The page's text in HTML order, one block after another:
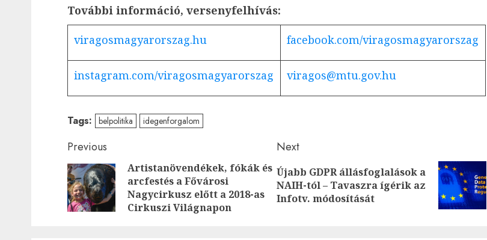
További információ, versenyfelhívás:
viragosmagyarorszag.hu facebook.com/viragosmagyarorszag
instagram.com/viragosmagyarorszag viragos@mtu.gov.hu
Tags: belpolitika idegenforgalom
Post
navigation
Previous
Previous
post:
Artistanövendékek, fókák és
arcfestés a Fővárosi
Nagycirkusz előtt a 2018-as
Cirkuszi Világnapon
Next
Next
post:
Újabb GDPR állásfoglalások a
NAIH-tól – Tavaszra ígérik az
Infotv. módosítását